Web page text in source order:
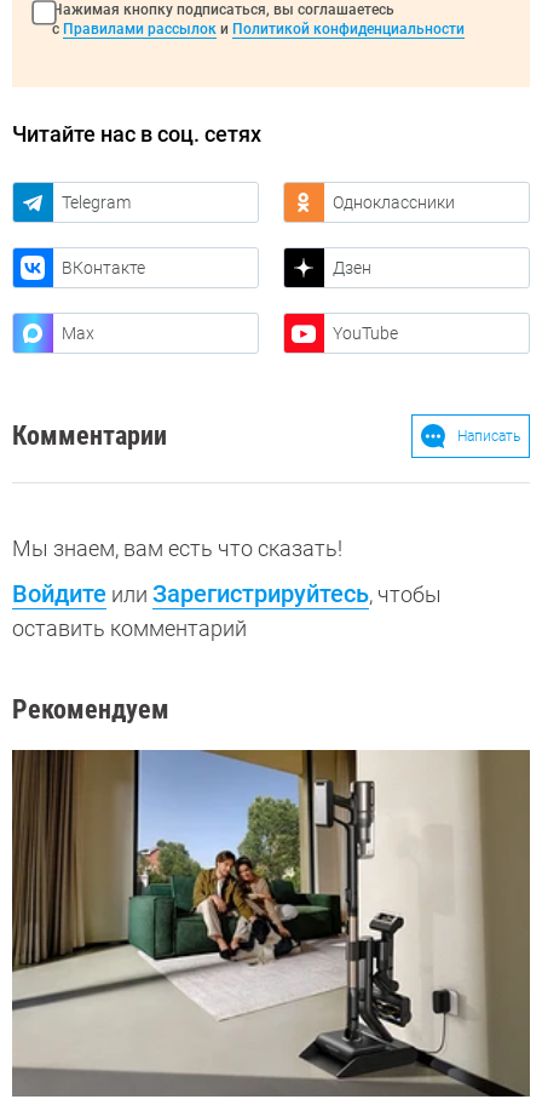
Нажимая кнопку подписаться, вы соглашаетесь
с Правилами рассылок и Политикой конфиденциальности
Читайте нас в соц. сетях
Telegram Одноклассники
ВКонтакте Дзен
Max YouTube
Комментарии Написать
Мы знаем, вам есть что сказать!
Войдите или Зарегистрируйтесь, чтобы
оставить комментарий
Рекомендуем